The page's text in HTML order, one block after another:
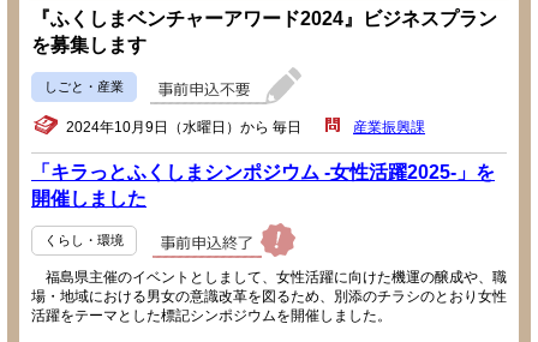
『ふくしまベンチャーアワード2024』ビジネスプラン
を募集します
しごと・産業
2024年10月9日（水曜日）から 毎日 産業振興課
「キラっとふくしまシンポジウム -女性活躍2025-」を
開催しました
くらし・環境
福島県主催のイベントとしまして、女性活躍に向けた機運の醸成や、職
場・地域における男女の意識改革を図るため、別添のチラシのとおり女性
活躍をテーマとした標記シンポジウムを開催しました。